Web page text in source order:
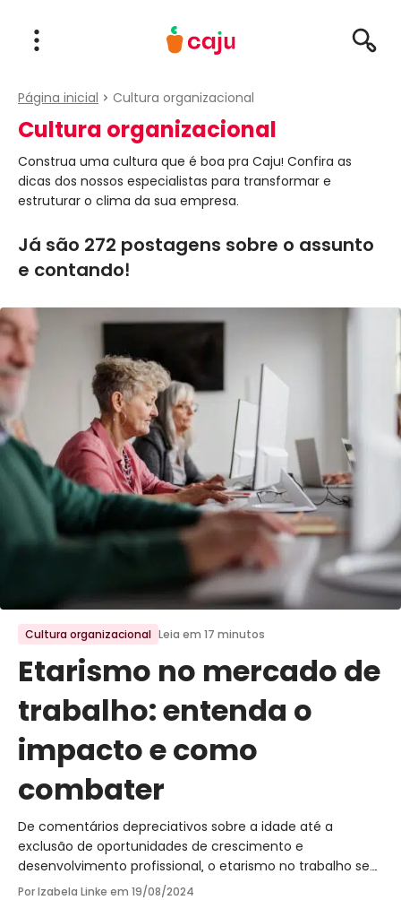
Menu Principal
Abrir Menu
Página inicial Cultura organizacional
Cultura organizacional
Construa uma cultura que é boa pra Caju! Confira as
dicas dos nossos especialistas para transformar e
estruturar o clima da sua empresa.
Já são 272 postagens sobre o assunto
e contando!
Matérias em Destaque
Ir para o post
Cultura organizacional Leia em 17 minutos
Etarismo no mercado de
trabalho: entenda o
impacto e como
combater
De comentários depreciativos sobre a idade até a
exclusão de oportunidades de crescimento e
desenvolvimento profissional, o etarismo no trabalho se
manifesta de diversas formas. Saiba mais!
Por Izabela Linke em 19/08/2024